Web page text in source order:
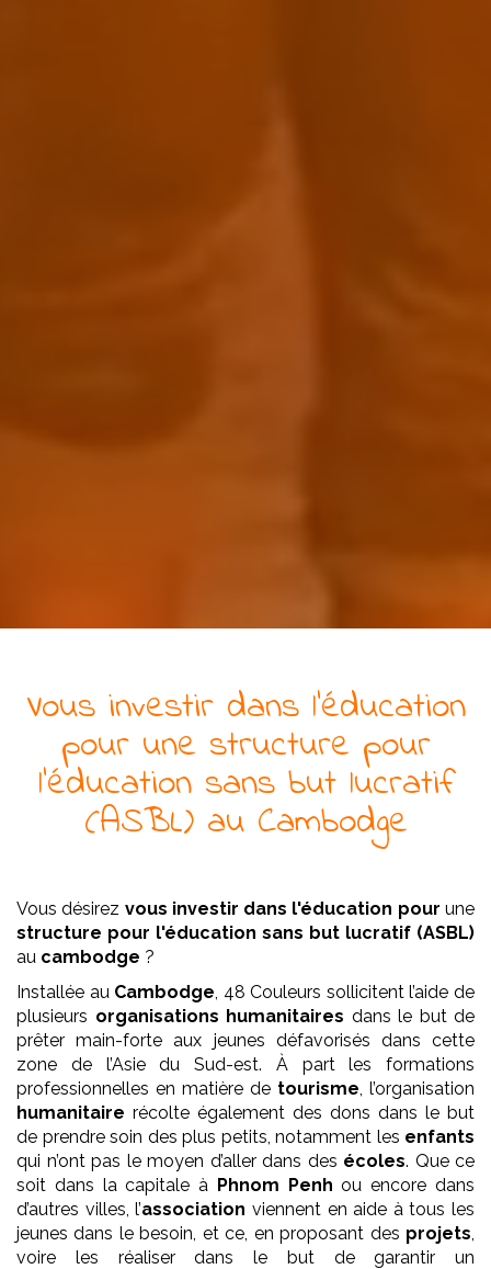
Vous investir dans l'éducation
pourune structure pour
l'éducation sans but lucratif
(ASBL)au Cambodge
Vous désirez vous investir dans l'éducation pour une
structure pour l'éducation sans but lucratif (ASBL)
au cambodge ?
Installée au Cambodge , 48 Couleurs sollicitent l’aide de
plusieurs organisations humanitaires dans le but de
prêter main-forte aux jeunes défavorisés dans cette
zone de l’Asie du Sud-est. À part les formations
professionnelles en matière de tourisme , l’organisation
humanitaire récolte également des dons dans le but
de prendre soin des plus petits, notamment les enfants
qui n’ont pas le moyen d’aller dans des écoles. Que ce
soit dans la capitale à Phnom Penh ou encore dans
d’autres villes, l’association viennent en aide à tous les
jeunes dans le besoin, et ce, en proposant des projets
voire les réaliser dans le but de garantir un